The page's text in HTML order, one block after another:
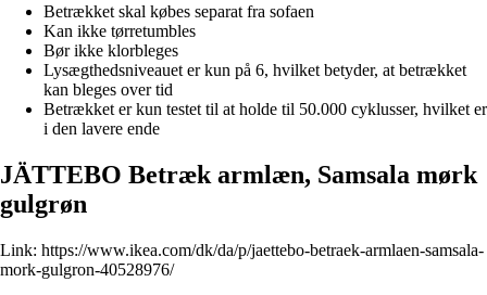
Betrækket skal købes separat fra sofaen
Kan ikke tørretumbles
Bør ikke klorbleges
Lysægthedsniveauet er kun på 6, hvilket betyder, at betrækket
kan bleges over tid
Betrækket er kun testet til at holde til 50.000 cyklusser, hvilket er
i den lavere ende
JÄTTEBO Betræk armlæn, Samsala mørk
gulgrøn
Link: https://www.ikea.com/dk/da/p/jaettebo-betraek-armlaen-samsala-
mork-gulgron-40528976/